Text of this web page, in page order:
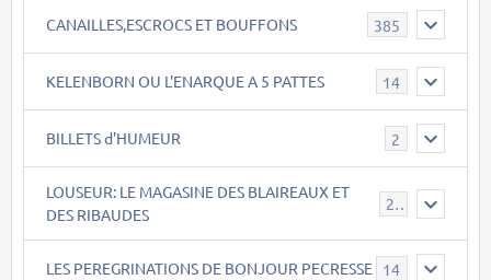
CANAILLES,ESCROCS ET BOUFFONS 385
KELENBORN OU L'ENARQUE A 5 PATTES 14
BILLETS d'HUMEUR 2
LOUSEUR: LE MAGASINE DES BLAIREAUX ET
DES RIBAUDES
21
LES PEREGRINATIONS DE BONJOUR PECRESSE 14